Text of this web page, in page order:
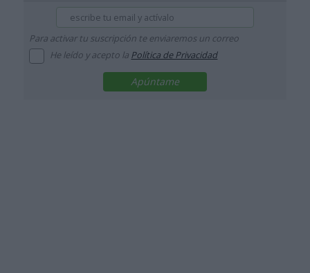
Para activar tu suscripción te enviaremos un correo
He leído y acepto la Política de Privacidad